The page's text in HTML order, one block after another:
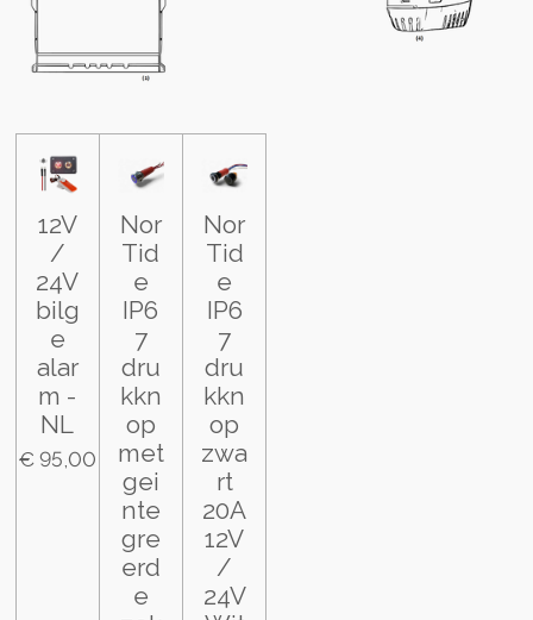
12V
/
24V
bilg
e
alar
m -
NL
€ 95,00
Nor
Tid
e
IP6
7
dru
kkn
op
met
gei
nte
gre
erd
e
Nor
Tid
e
IP6
7
dru
kkn
op
zwa
rt
20A
12V
/
24V